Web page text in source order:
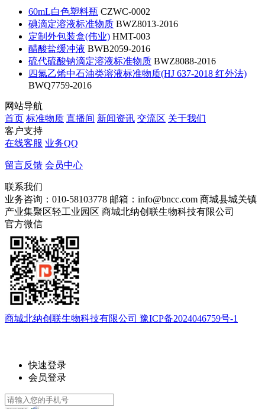
60mL白色塑料瓶 CZWC-0002
碘滴定溶液标准物质 BWZ8013-2016
定制外包装盒(伟业) HMT-003
醋酸盐缓冲液 BWB2059-2016
硫代硫酸钠滴定溶液标准物质 BWZ8088-2016
四氯乙烯中石油类溶液标准物质(HJ 637-2018 红外法)
BWQ7759-2016
网站导航
首页 标准物质 直播间 新闻资讯 交流区 关于我们
客户支持
在线客服 业务QQ
留言反馈 会员中心
联系我们
业务咨询：010-58103778 邮箱：info@bncc.com 商城县城关镇
产业集聚区轻工业园区 商城北纳创联生物科技有限公司
官方微信
商城北纳创联生物科技有限公司 豫ICP备2024046759号-1
快速登录
会员登录